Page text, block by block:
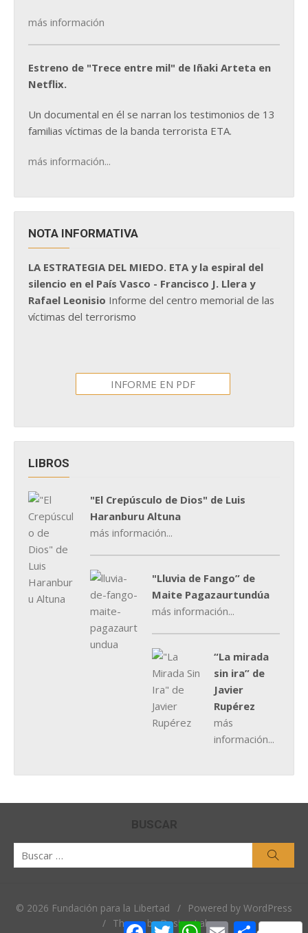
más información
Estreno de "Trece entre mil" de Iñaki Arteta en
Netflix.
Un documental en él se narran los testimonios de 13
familias víctimas de la banda terrorista ETA.
más información...
NOTA INFORMATIVA
LA ESTRATEGIA DEL MIEDO. ETA y la espiral del
silencio en el País Vasco - Francisco J. Llera y
Rafael Leonisio Informe del centro memorial de las
víctimas del terrorismo
INFORME EN PDF
LIBROS
"El Crepúsculo de Dios" de Luis
Haranburu Altuna
más información...
"Lluvia de Fango” de
Maite Pagazaurtundúa
más información...
“La mirada
sin ira” de
Javier
Rupérez
más
información...
BUSCAR
© 2026 Fundación para la Libertad /
Powered by WordPress
/ Theme by Design Lab
Facebook
TwitterWhatsApp
EmailCompartir